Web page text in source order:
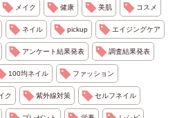
メイク 健康 美肌 コスメ
ネイル pickup エイジングケア
アンケート結果発表 調査結果発表
100均ネイル ファッション
ク 紫外線対策 セルフネイル